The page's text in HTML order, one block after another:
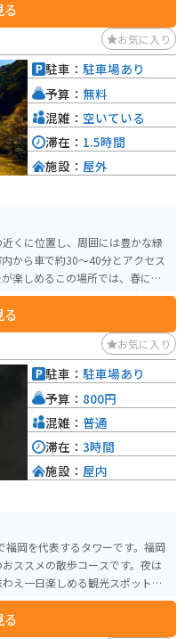
広々とした敷地内
、アウトドア初心者でも安心し
円台から宿泊可能という手軽さも
一望できる圧巻の夜景。山の静
は、ここでしか味わえない特別
る
お気に入り
くに位置し、周囲には豊かな緑
から車で約30～40分とアクセス
楽しめるこの場所では、春には
は静寂に包まれた光景が広が
だし、バーベキューは禁止され
レも完備されており、利用時間
雑することが多いため、午前中
にはコンビニエンスストアがな
と良いでしょう。
る
駐車： 駐車場あり
予算： 無料
混雑： 空いている
滞在： 1.5時間
施設： 屋外
お気に入り
岡を代表するタワーです。福岡
ススメの散歩コースです。夜は
え一日楽しめる観光スポットで
る
駐車： 駐車場あり
予算： 800円
混雑： 普通
滞在： 3時間
施設： 屋内